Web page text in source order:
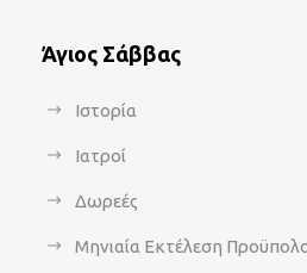
Άγιος Σάββας
Ιστορία
Ιατροί
Δωρεές
Μηνιαία Εκτέλεση